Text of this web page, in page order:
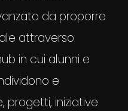
da proporre
attraverso
in cui alunni e
e
progetti, iniziative